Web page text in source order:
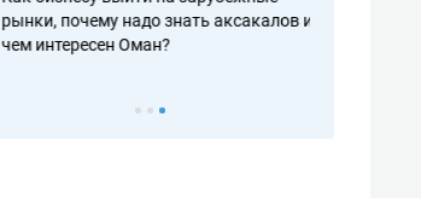
рынки, почему надо знать аксакалов и
чем интересен Оман?